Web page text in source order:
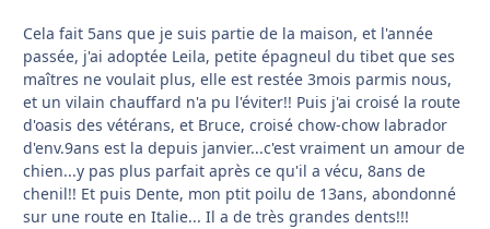
Cela fait 5ans que je suis partie de la maison, et l'année
passée, j'ai adoptée Leila, petite épagneul du tibet que ses
maîtres ne voulait plus, elle est restée 3mois parmis nous,
et un vilain chauffard n'a pu l'éviter!! Puis j'ai croisé la route
d'oasis des vétérans, et Bruce, croisé chow-chow labrador
d'env.9ans est la depuis janvier...c'est vraiment un amour de
chien...y pas plus parfait après ce qu'il a vécu, 8ans de
chenil!! Et puis Dente, mon ptit poilu de 13ans, abondonné
sur une route en Italie... Il a de très grandes dents!!!